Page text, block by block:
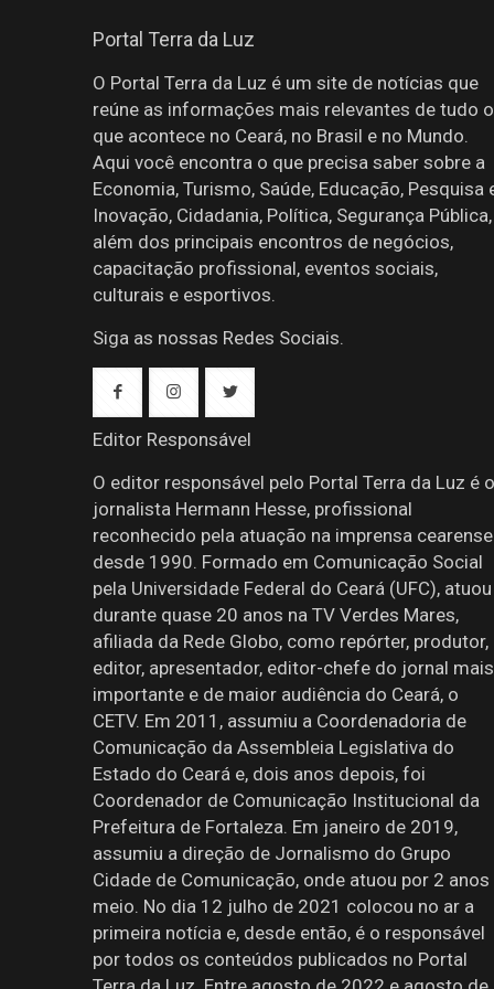
Portal Terra da Luz
O Portal Terra da Luz é um site de notícias que
reúne as informações mais relevantes de tudo o
que acontece no Ceará, no Brasil e no Mundo.
Aqui você encontra o que precisa saber sobre a
Economia, Turismo, Saúde, Educação, Pesquisa
Inovação, Cidadania, Política, Segurança Pública,
além dos principais encontros de negócios,
capacitação profissional, eventos sociais,
culturais e esportivos.
Siga as nossas Redes Sociais.
Editor Responsável
O editor responsável pelo Portal Terra da Luz é o
jornalista Hermann Hesse, profissional
reconhecido pela atuação na imprensa cearense
desde 1990. Formado em Comunicação Social
pela Universidade Federal do Ceará (UFC), atuou
durante quase 20 anos na TV Verdes Mares,
afiliada da Rede Globo, como repórter, produtor,
editor, apresentador, editor-chefe do jornal mais
importante e de maior audiência do Ceará, o
CETV. Em 2011, assumiu a Coordenadoria de
Comunicação da Assembleia Legislativa do
Estado do Ceará e, dois anos depois, foi
Coordenador de Comunicação Institucional da
Prefeitura de Fortaleza. Em janeiro de 2019,
assumiu a direção de Jornalismo do Grupo
Cidade de Comunicação, onde atuou por 2 anos
meio. No dia 12 julho de 2021 colocou no ar a
primeira notícia e, desde então, é o responsável
por todos os conteúdos publicados no Portal